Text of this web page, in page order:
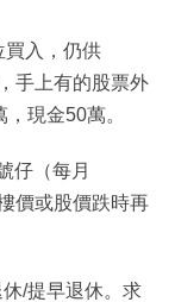
買入，仍供
手上有的股票外
現金50萬。
仔（每月
價或股價跌時再
/提早退休。求